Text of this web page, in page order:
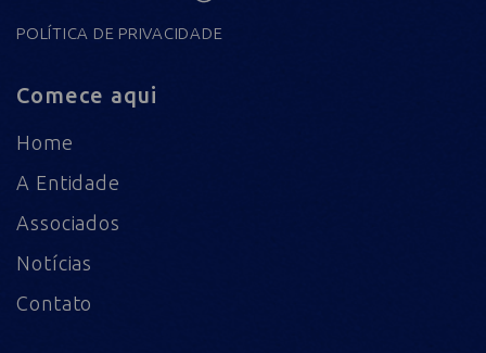
POLÍTICA DE PRIVACIDADE
Comece aqui
Home
A Entidade
Associados
Notícias
Contato